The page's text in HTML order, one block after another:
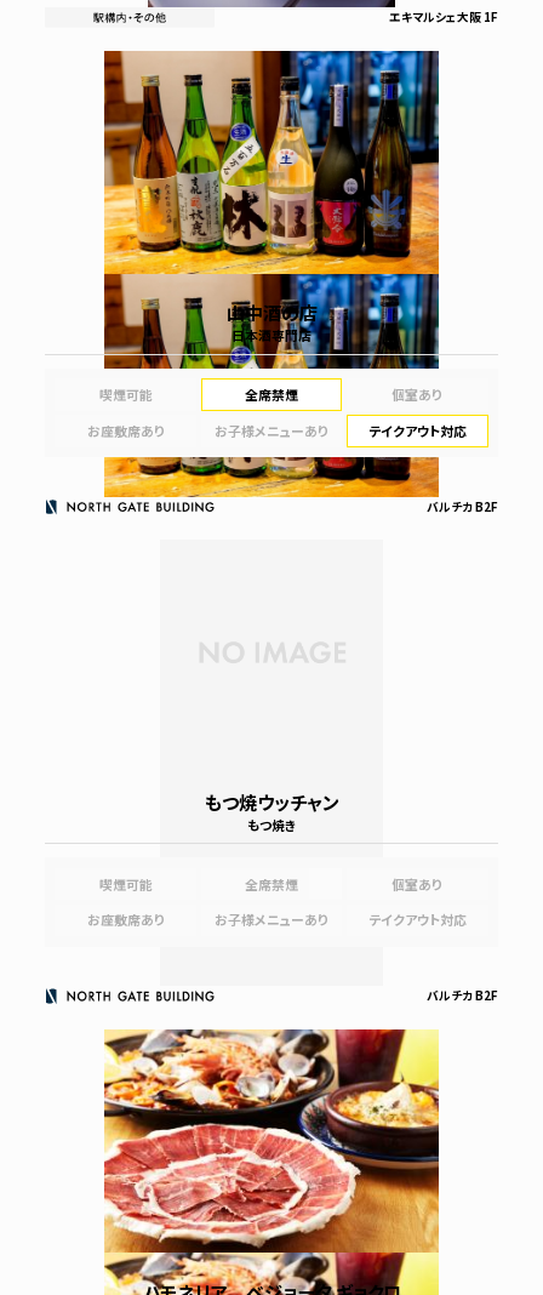
エキマルシェ大阪 1F
山中酒の店
日本酒専門店
喫煙可能 全席禁煙
個室あり
お座敷席あり
お子様メニューあり テイクアウト対応
バルチカ B2F
もつ焼ウッチャン
もつ焼き
喫煙可能 全席禁煙
個室あり
お座敷席あり
お子様メニューあり テイクアウト対応
バルチカ B2F